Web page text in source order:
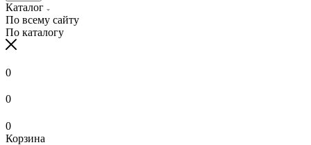
Каталог
По всему сайту
По каталогу
0
0
0
Корзина